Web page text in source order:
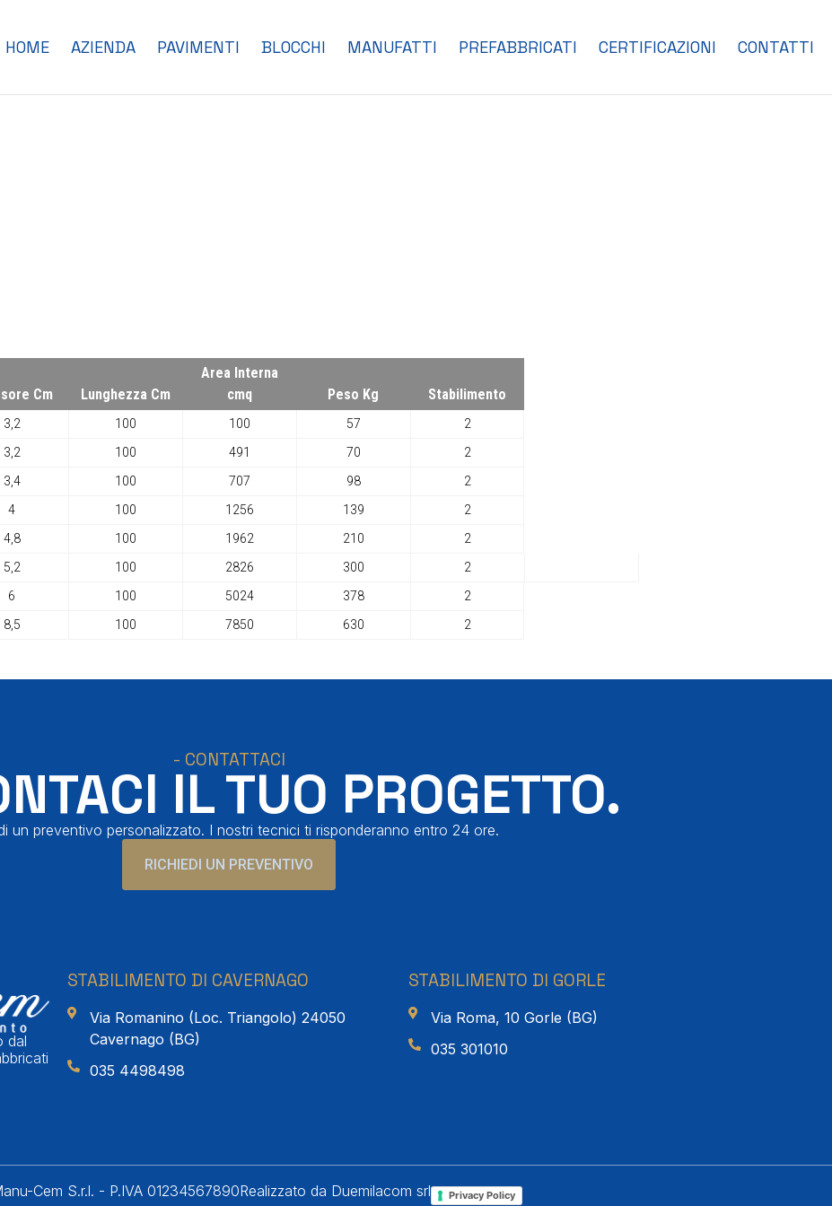
HOME AZIENDA PAVIMENTI BLOCCHI MANUFATTI PREFABBRICATI CERTIFICAZIONI CONTATTI
Cm Lunghezza Cm
Area Interna
cmq
Peso Kg Stabilimento
3,2 100 100 57
2
3,2 100 491 70
2
3,4 100 707 98
2
4 100 1256 139
2
4,8 100 1962 210
2
5,2 100 2826 300
2
6 100 5024 378
2
8,5 100 7850 630 2
- CONTATTACI
IL TUO PROGETTO.
un preventivo personalizzato. I nostri tecnici ti risponderanno entro 24 ore.
RICHIEDI UN PREVENTIVO
dal
STABILIMENTO DI CAVERNAGO
Via Romanino (Loc. Triangolo) 24050
Cavernago (BG)
035 4498498
STABILIMENTO DI GORLE
Via Roma, 10 Gorle (BG)
035 301010
Cem S.r.l. - P.IVA 01234567890Realizzato da Duemilacom srl Privacy Policy